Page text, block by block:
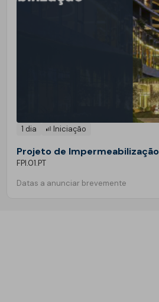
1 dia Iniciação
Projeto de Impermeabilização
FPI.01.PT
Datas a anunciar brevemente